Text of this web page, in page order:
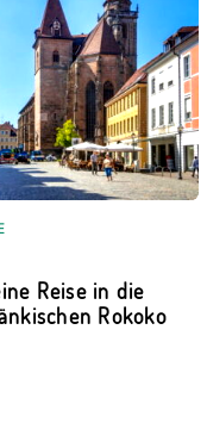
Reise in die
Rokoko